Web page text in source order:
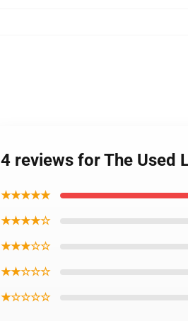
4 reviews for The Used
★★★★★
★★★★☆
★★★☆☆
★★☆☆☆
★☆☆☆☆